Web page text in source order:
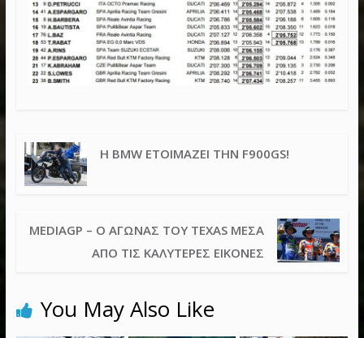
Η BMW ΕΤΟΙΜΆΖΕΙ ΤΗΝ F900GS!
MEDIAGP – Ο ΑΓΏΝΑΣ ΤΟΥ TEXAS ΜΈΣΑ
ΑΠΌ ΤΙΣ ΚΑΛΎΤΕΡΕΣ ΕΙΚΌΝΕΣ
You May Also Like